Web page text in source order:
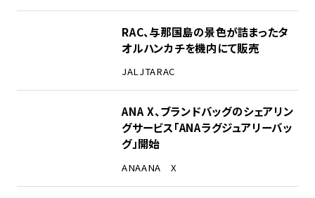
RAC、与那国島の景色が詰まったタ
オルハンカチを機内にて販売
JALJTARAC
ANA X、ブランドバッグのシェアリン
グサービス「ANAラグジュアリーバッ
グ」開始
ANAANA X